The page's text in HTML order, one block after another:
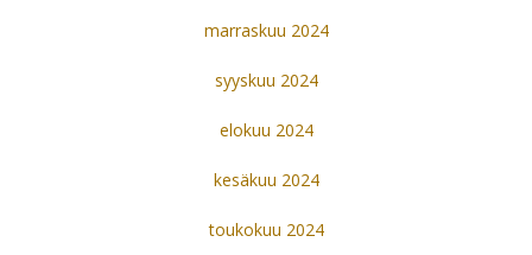
marraskuu 2024
syyskuu 2024
elokuu 2024
kesäkuu 2024
toukokuu 2024